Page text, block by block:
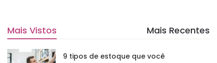
Mais Vistos Mais Recentes
9 tipos de estoque que você